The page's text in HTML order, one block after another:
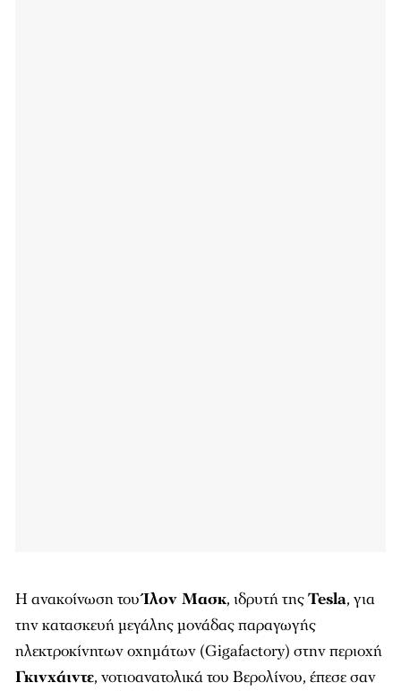
Η ανακοίνωση τουΊλον Μασκ, ιδρυτή τηςTesla, για
την κατασκευή μεγάλης μονάδας παραγωγής
ηλεκτροκίνητων οχημάτων (Gigafactory) στην περιοχή
Γκινχάιντε, νοτιοανατολικά του Βερολίνου, έπεσε σαν